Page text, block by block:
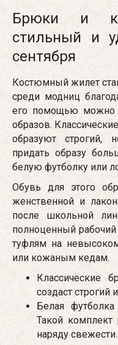
Брюки и
стильный и
сентября
Костюмный жилет
среди модниц
его помощью можно
образов.
образуют строгий,
придать образу
белую футболку или
Обувь для этого
женственной и
после школьной
полноценный
туфлям на
или кожаным кедам.
Классические
создаст строгий
Белая
Такой комплект
наряду свежести.